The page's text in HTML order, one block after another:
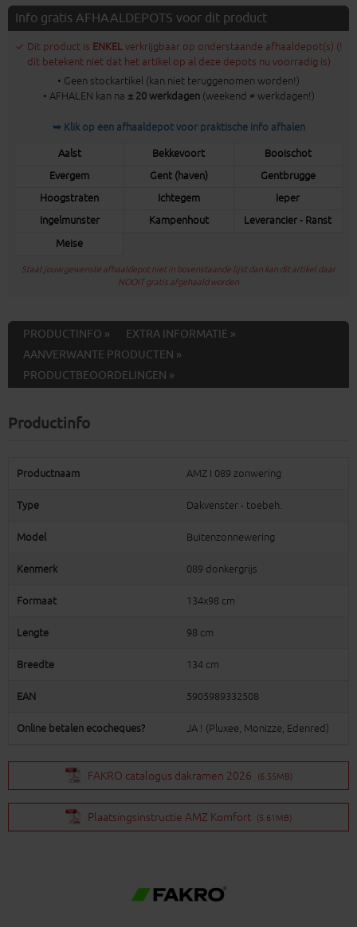
Info gratis AFHAALDEPOTS voor dit product
✓ Dit product is ENKELverkrijgbaar op onderstaande afhaaldepot(s) (!
dit betekent niet dat het artikel op al deze depots nu voorradig is)
• Geen stockartikel (kan niet teruggenomen worden!)
• AFHALEN kan na ± 20 werkdagen(weekend ≠ werkdagen!)
➥ Klik op een afhaaldepot voor praktische info afhalen
Aalst Bekkevoort
Booischot
Evergem
Gent (haven)
Gentbrugge
Hoogstraten
Ichtegem
Ieper
Ingelmunster
Kampenhout
Leverancier - Ranst
Meise
Staat jouw gewenste afhaaldepot niet in bovenstaande lijst dan kan dit artikel daar
NOOIT gratis afgehaald worden
PRODUCTINFO »
EXTRA INFORMATIE »
AANVERWANTE PRODUCTEN »
PRODUCTBEOORDELINGEN »
Productinfo
Productnaam AMZ I 089 zonwering
Type Dakvenster - toebeh.
Model Buitenzonnewering
Kenmerk 089 donkergrijs
Formaat 134x98 cm
Lengte 98 cm
Breedte 134 cm
EAN 5905989332508
Online betalen ecocheques? JA ! (Pluxee, Monizze, Edenred)
FAKRO catalogus dakramen 2026 (6.55MB)
Plaatsingsinstructie AMZ Komfort (5.61MB)